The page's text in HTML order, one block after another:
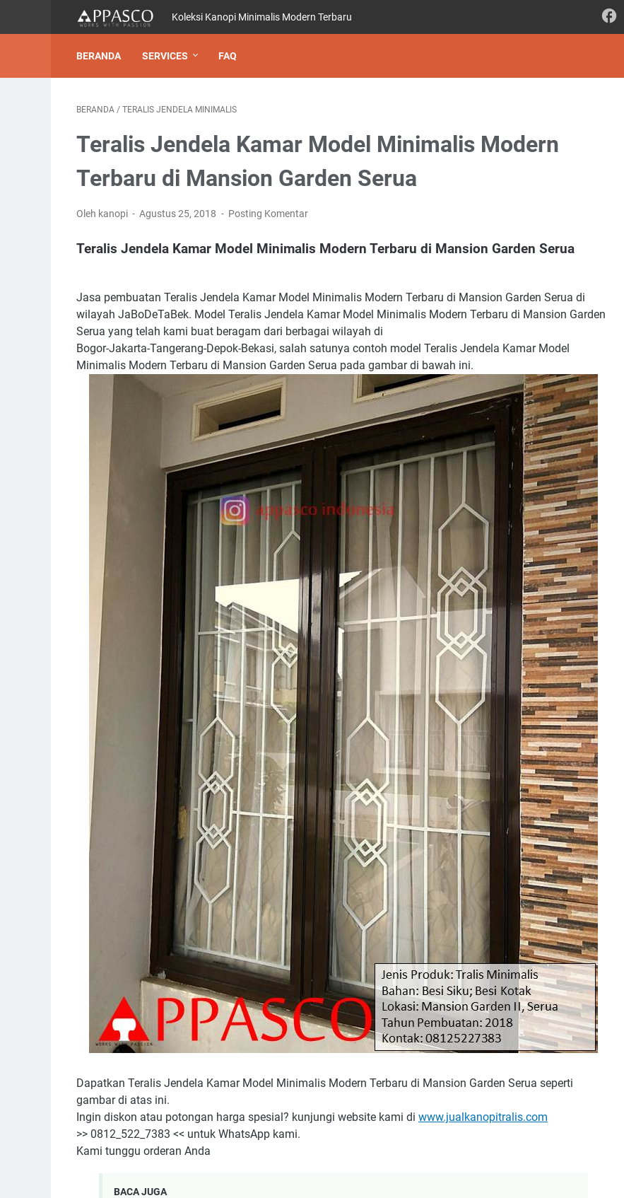
Koleksi Kanopi Minimalis Modern Terbaru
BERANDA SERVICES FAQ
BERANDA / TERALIS JENDELA MINIMALIS
Teralis Jendela Kamar Model Minimalis Modern
Terbaru di Mansion Garden Serua
Oleh kanopi Agustus 25, 2018 Posting Komentar
Teralis Jendela Kamar Model Minimalis Modern Terbaru di Mansion Garden Serua
Jasa pembuatan Teralis Jendela Kamar Model Minimalis Modern Terbaru di Mansion Garden Serua di
wilayah JaBoDeTaBek. Model Teralis Jendela Kamar Model Minimalis Modern Terbaru di Mansion Garden
Serua yang telah kami buat beragam dari berbagai wilayah di
Bogor-Jakarta-Tangerang-Depok-Bekasi, salah satunya contoh model Teralis Jendela Kamar Model
Minimalis Modern Terbaru di Mansion Garden Serua pada gambar di bawah ini.
Dapatkan Teralis Jendela Kamar Model Minimalis Modern Terbaru di Mansion Garden Serua seperti
gambar di atas ini.
Ingin diskon atau potongan harga spesial? kunjungi website kami di www.jualkanopitralis.com
>> 0812_522_7383 << untuk WhatsApp kami.
Kami tunggu orderan Anda
BACA JUGA